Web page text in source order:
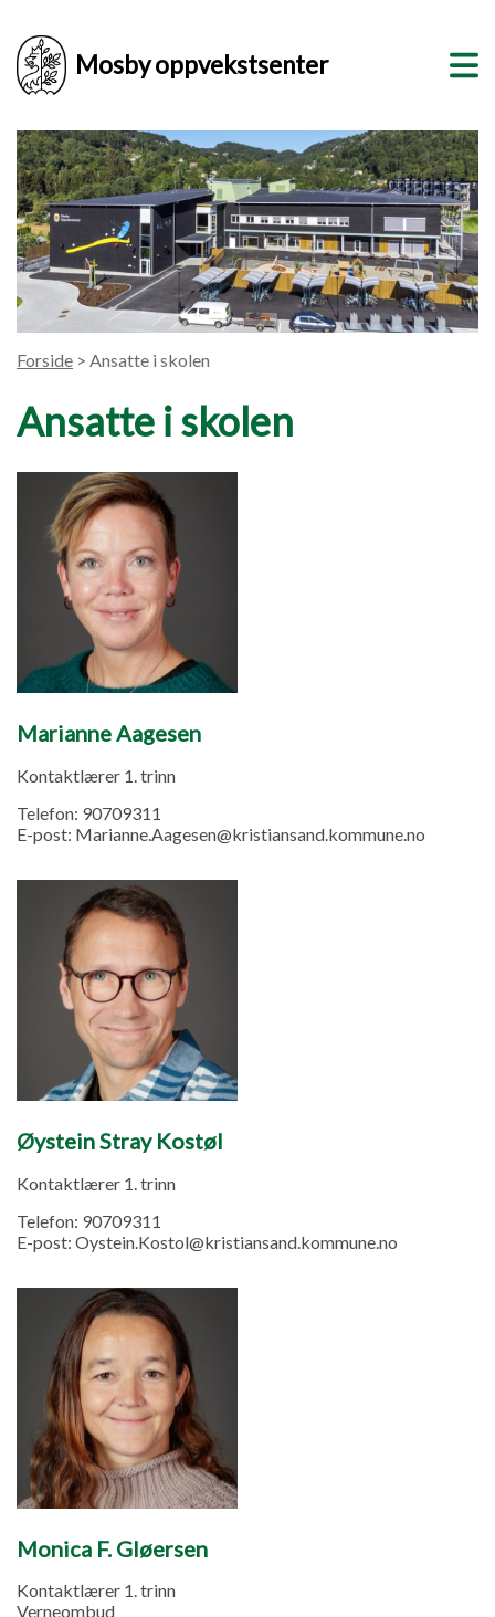
Mosby oppvekstsenter
Forside > Ansatte i skolen
Ansatte i skolen
Marianne Aagesen
Kontaktlærer 1. trinn
Telefon: 90709311
E-post: Marianne.Aagesen@kristiansand.kommune.no
Øystein Stray Kostøl
Kontaktlærer 1. trinn
Telefon: 90709311
E-post: Oystein.Kostol@kristiansand.kommune.no
Monica F. Gløersen
Kontaktlærer 1. trinn
Verneombud